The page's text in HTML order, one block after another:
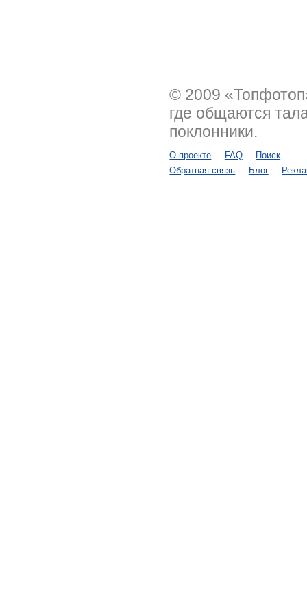
© 2009
где общаются
поклонники.
О проекте FAQ
Поиск
Обратная связь
Блог